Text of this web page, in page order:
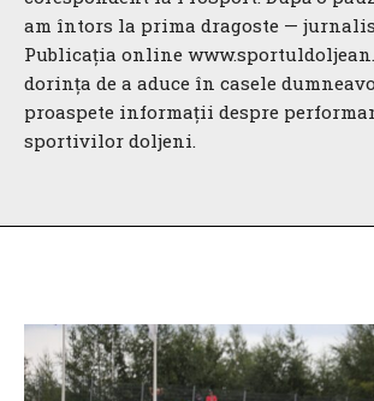
am întors la prima dragoste —
Publicația online
dorința de a aduce în casele
proaspete informații despre
sportivilor doljeni.